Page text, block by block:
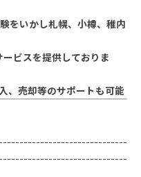
をいかし札幌、小樽、稚内
ビスを提供しておりま
、売却等のサポートも可能